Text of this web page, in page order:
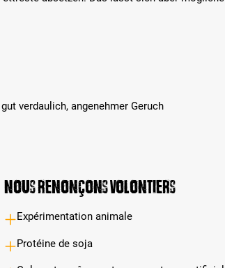
verdaulich, angenehmer Geruch
Nous renonçons volontiers
Expérimentation animale
Protéine de soja